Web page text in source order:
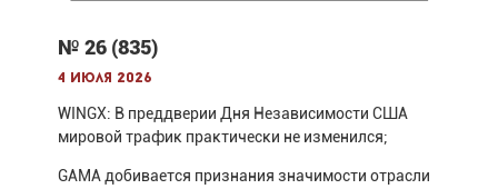
№ 26 (835)
4 июля 2026
WINGX: В преддверии Дня Независимости США
мировой трафик практически не изменился;
GAMA добивается признания значимости отрасли